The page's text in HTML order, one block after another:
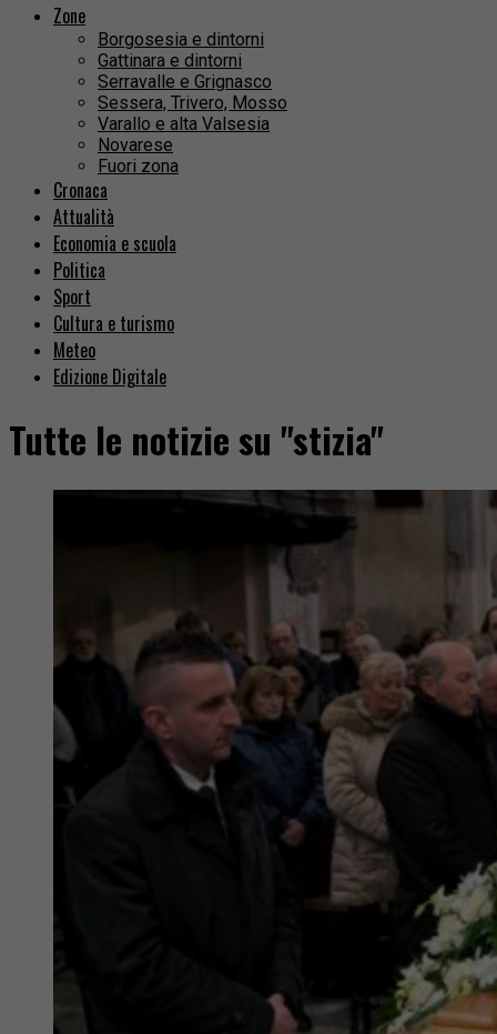
Zone
Borgosesia e dintorni
Gattinara e dintorni
Serravalle e Grignasco
Sessera, Trivero, Mosso
Varallo e alta Valsesia
Novarese
Fuori zona
Cronaca
Attualità
Economia e scuola
Politica
Sport
Cultura e turismo
Meteo
Edizione Digitale
Tutte le notizie su "stizia"